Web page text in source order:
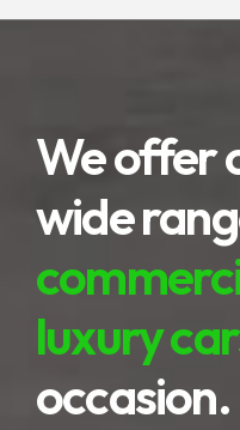
We offer
wide
luxury
occasion.